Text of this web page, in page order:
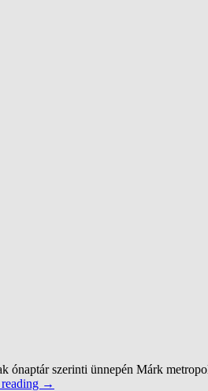
ónaptár szerinti ünnepén Márk
→